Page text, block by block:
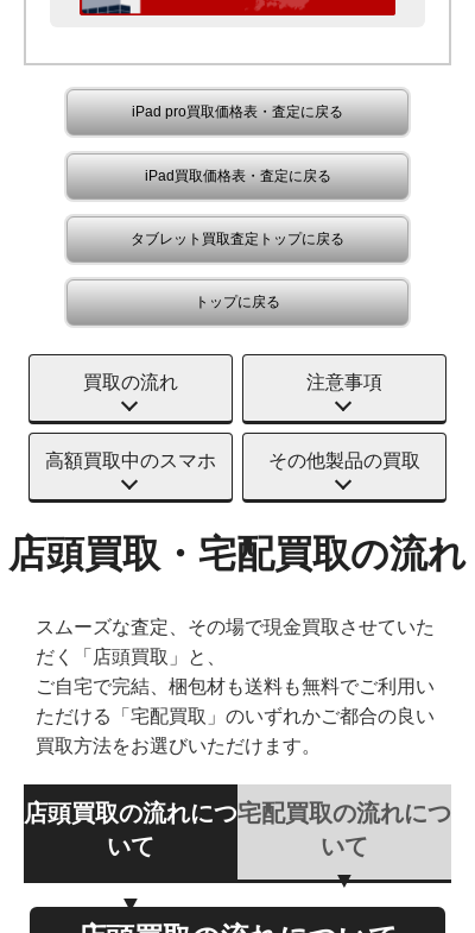
iPad pro買取価格表・査定に戻る
iPad買取価格表・査定に戻る
タブレット買取査定トップに戻る
トップに戻る
買取の流れ 注意事項
高額買取中のスマホ その他製品の買取
店頭買取・宅配買取の流れ
スムーズな査定、その場で現金買取させていた
だく「店頭買取」と、
ご自宅で完結、梱包材も送料も無料でご利用い
ただける「宅配買取」のいずれかご都合の良い
買取方法をお選びいただけます。
店頭買取の流れにつ
いて
宅配買取の流れにつ
いて